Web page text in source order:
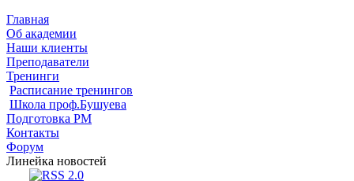
Главная
Об академии
Наши клиенты
Преподаватели
Тренинги
Расписание тренингов
Школа проф.Бушуева
Подготовка PM
Контакты
Форум
Линейка новостей